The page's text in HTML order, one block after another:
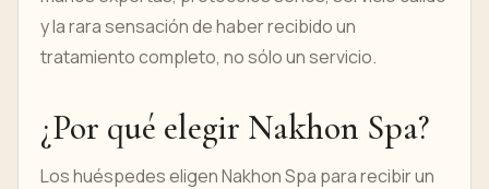
y la rara sensación de haber recibido un
tratamiento completo, no sólo un servicio.
¿Por qué elegir Nakhon Spa?
Los huéspedes eligen Nakhon Spa para recibir un